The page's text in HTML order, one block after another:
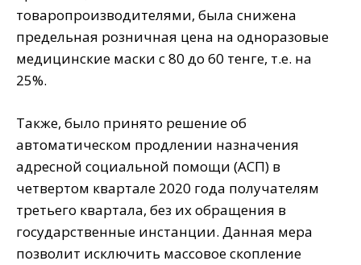
товаропроизводителями, была снижена
предельная розничная цена на одноразовые
медицинские маски с 80 до 60 тенге, т.е. на
25%.
Также, было принято решение об
автоматическом продлении назначения
адресной социальной помощи (АСП) в
четвертом квартале 2020 года получателям
третьего квартала, без их обращения в
государственные инстанции. Данная мера
позволит исключить массовое скопление